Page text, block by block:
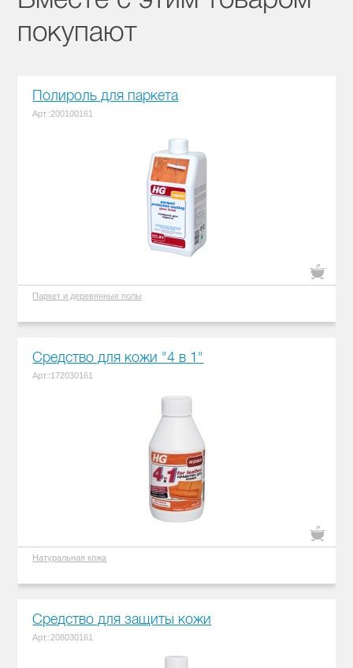
покупают
Полироль для паркета
Арт.:200100161
Паркет и деревянные полы
Средство для кожи "4 в 1"
Арт.:172030161
Натуральная кожа
Средство для защиты кожи
Арт.:208030161